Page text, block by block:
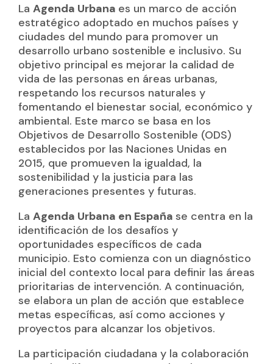
La Agenda Urbana es un marco de acción
estratégico adoptado en muchos países y
ciudades del mundo para promover un
desarrollo urbano sostenible e inclusivo. Su
objetivo principal es mejorar la calidad de
vida de las personas en áreas urbanas,
respetando los recursos naturales y
fomentando el bienestar social, económico y
ambiental. Este marco se basa en los
Objetivos de Desarrollo Sostenible (ODS)
establecidos por las Naciones Unidas en
2015, que promueven la igualdad, la
sostenibilidad y la justicia para las
generaciones presentes y futuras.
La Agenda Urbana en España se centra en la
identificación de los desafíos y
oportunidades específicos de cada
municipio. Esto comienza con un diagnóstico
inicial del contexto local para definir las áreas
prioritarias de intervención. A continuación,
se elabora un plan de acción que establece
metas específicas, así como acciones y
proyectos para alcanzar los objetivos.
La participación ciudadana y la colaboración